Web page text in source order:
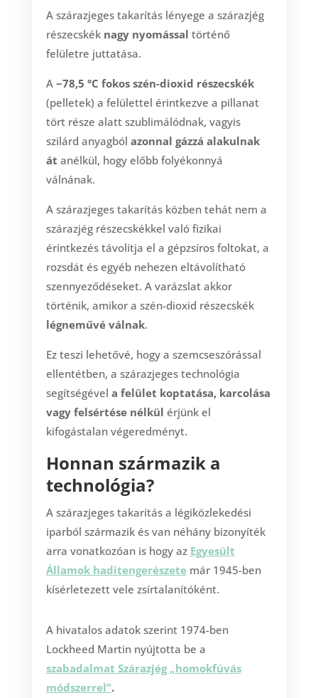
A szárazjeges takarítás lényege a szárazjég
részecskék nagy nyomással történő
felületre juttatása.
A −78,5 °C fokos szén-dioxid részecskék
(pelletek) a felülettel érintkezve a pillanat
tört része alatt szublimálódnak, vagyis
szilárd anyagból azonnal gázzá alakulnak
át anélkül, hogy előbb folyékonnyá
válnának.
A szárazjeges takarítás közben tehát nem a
szárazjég részecskékkel való fizikai
érintkezés távolítja el a gépzsíros foltokat, a
rozsdát és egyéb nehezen eltávolítható
szennyeződéseket. A varázslat akkor
történik, amikor a szén-dioxid részecskék
légneművé válnak.
Ez teszi lehetővé, hogy a szemcseszórással
ellentétben, a szárazjeges technológia
segítségével a felület koptatása, karcolása
vagy felsértése nélkül érjünk el
kifogástalan végeredményt.
Honnan származik a
technológia?
A szárazjeges takarítás a légiközlekedési
iparból származik és van néhány bizonyíték
arra vonatkozóan is hogy az Egyesült
Államok haditengerészete már 1945-ben
kísérletezett vele zsírtalanítóként.
A hivatalos adatok szerint 1974-ben
Lockheed Martin nyújtotta be a
szabadalmat Szárazjég „homokfúvás
módszerrel”.